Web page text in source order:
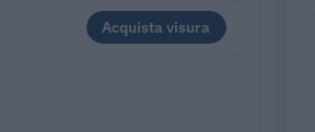
Acquista visura